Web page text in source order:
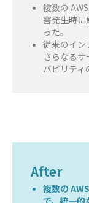
複数の
害発生時に
った。
従来のイン
さらなる
バビリティ
After
複数の
で、統一